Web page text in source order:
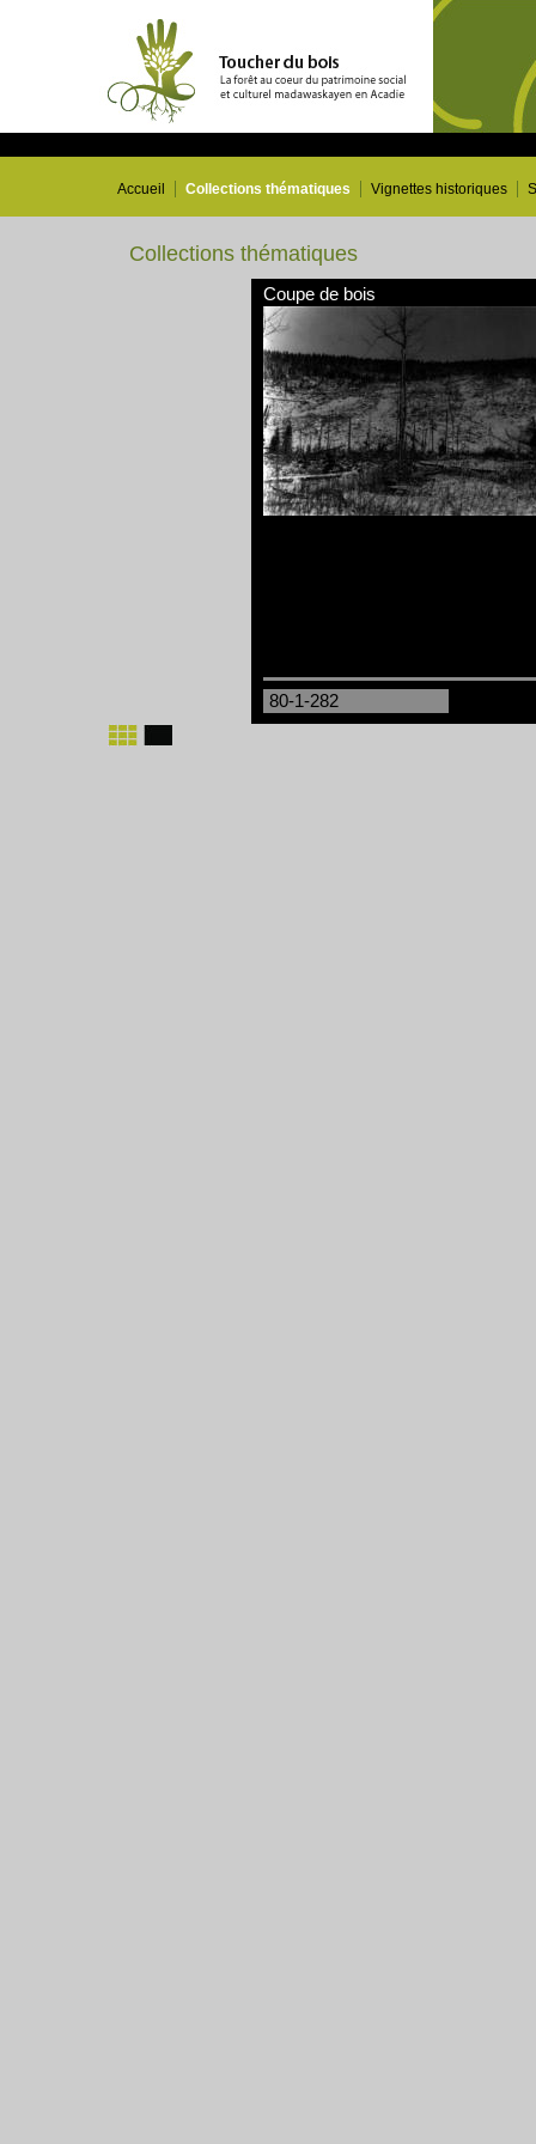
Accueil Collections thématiques Vignettes historiques
Collections thématiques
Coupe de bois
80-1-282